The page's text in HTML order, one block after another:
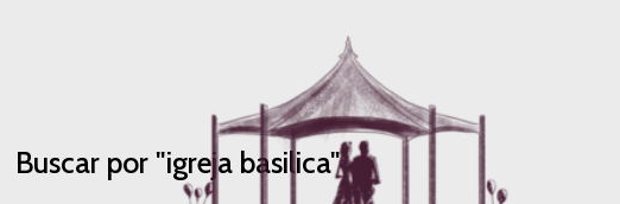
Buscar por "igreja basilica"